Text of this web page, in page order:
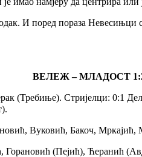
И поред пораза
ВЕЛЕЖ – МЛАДОСТ
(Требиње). Стријелци: 0:1
Вуковић, Бакоч,
(Пејић), Ћеранић